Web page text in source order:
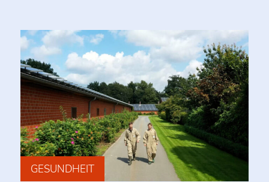
GESUNDHEIT